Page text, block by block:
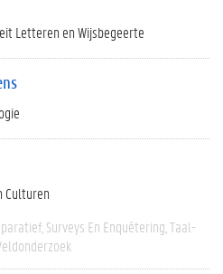
Letteren en Wijsbegeerte
Culturen
Surveys En Enquêtering Taal-